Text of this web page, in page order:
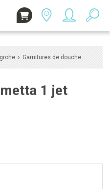
Garnitures de douche
1 jet